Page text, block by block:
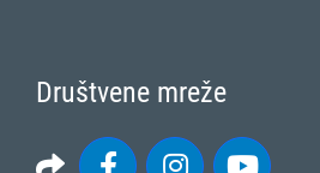
Društvene mreže